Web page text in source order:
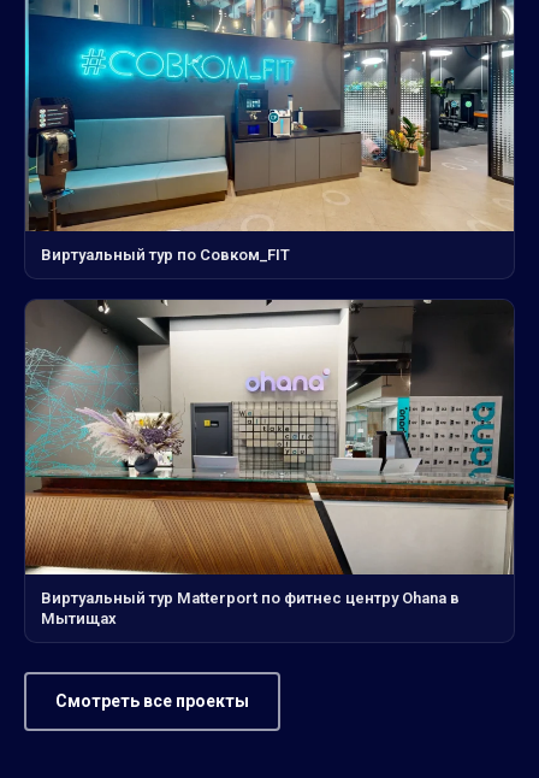
Виртуальный тур по Совком_FIT
Виртуальный тур Matterport по фитнес центру Ohana в
Мытищах
Смотреть все проекты